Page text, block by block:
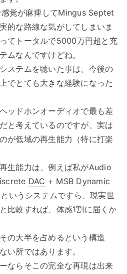
覚が麻痺してMingus Septet
的な路線な気がしてしまいま
てトータルで5000万円超と充
ムなんですけどね。
ステムを聴いた事は、今後の
でとても大きな経験になった
ッドホンオーディオで最も差
と考えているのですが、実は
が低域の再生能力（特に打楽
生能力は、例えば私がAudio
DAC + MSB Dynamic
いうシステムですら、現実世
比較すれば、体感1割に届くか
の大半を占めるという構造
い所ではあります。
ならそこの完全な再現は出来